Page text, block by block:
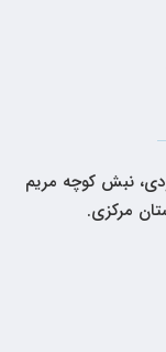
نبش کوچه مریم
مرکزی.